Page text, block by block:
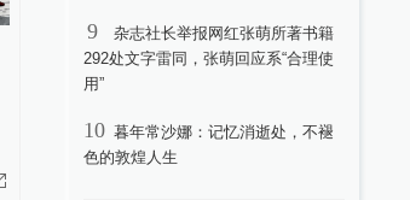
9
杂志社长举报网红张萌所著书籍
292处文字雷同，张萌回应系“合理使
用”
10 暮年常沙娜：记忆消逝处，不褪
色的敦煌人生